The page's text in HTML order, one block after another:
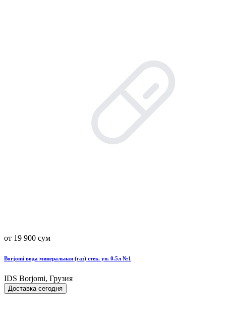
от 19 900 сум
Borjomi вода минеральная (газ) стек. уп. 0.5л №1
IDS Borjomi, Грузия
Доставка сегодня